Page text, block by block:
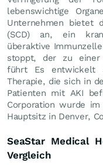
lebenswichtige
Unternehmen bietet
(SCD) an, ein
überaktive
stoppt, der zu einer
führt Es entwickelt
Therapie, die sich in
Patienten mit AKI
Corporation wurde
Hauptsitz in Denver,
SeaStar Medical
Vergleich